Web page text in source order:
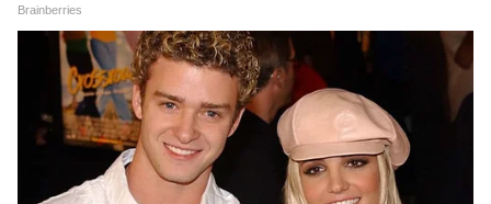
DOWNLOAD APP
RECOMMENDED STORIES